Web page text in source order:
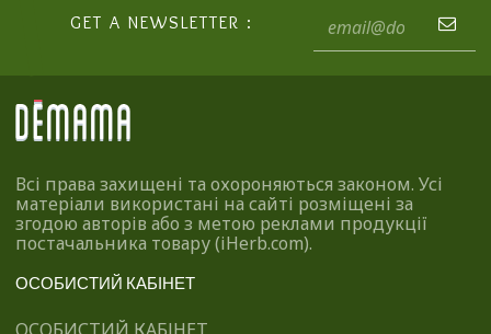
GET A NEWSLETTER :
Всі права захищені та охороняються законом. Усі
матеріали використані на сайті розміщені за
згодою авторів або з метою реклами продукції
постачальника товару (iHerb.com).
ОСОБИСТИЙ КАБІНЕТ